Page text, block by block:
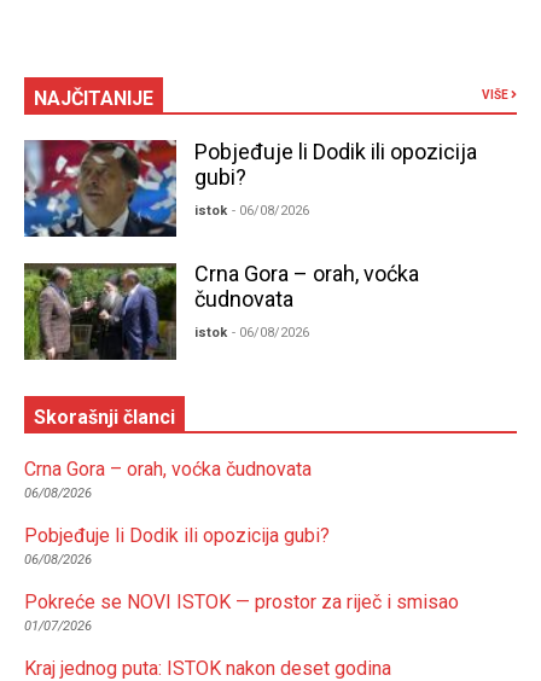
NAJČITANIJE VIŠE
Pobjeđuje li Dodik ili opozicija
gubi?
istok - 06/08/2026
Crna Gora – orah, voćka
čudnovata
istok - 06/08/2026
Skorašnji članci
Crna Gora – orah, voćka čudnovata
06/08/2026
Pobjeđuje li Dodik ili opozicija gubi?
06/08/2026
Pokreće se NOVI ISTOK — prostor za riječ i smisao
01/07/2026
Kraj jednog puta: ISTOK nakon deset godina